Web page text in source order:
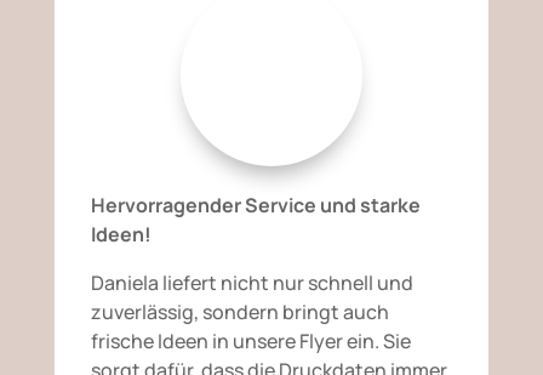
Hervorragender Service und starke
Ideen!
Daniela liefert nicht nur schnell und
zuverlässig, sondern bringt auch
frische Ideen in unsere Flyer ein. Sie